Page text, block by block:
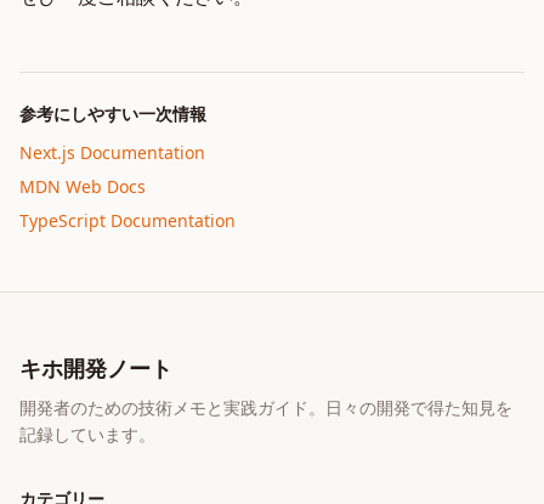
参考にしやすい一次情報
Next.js Documentation
MDN Web Docs
TypeScript Documentation
キホ開発ノート
開発者のための技術メモと実践ガイド。日々の開発で得た知見を
記録しています。
カテゴリー